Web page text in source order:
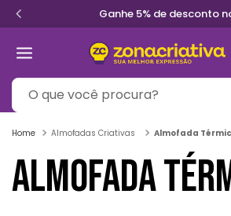
Ganhe 5% de desconto
O que você procura?
Almofadas Criativas Almofada
ALMOFADA